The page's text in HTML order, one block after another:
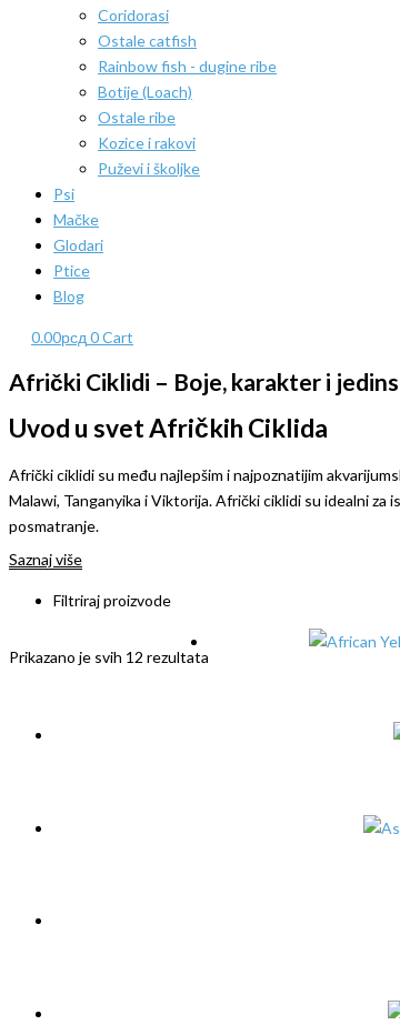
Coridorasi
Ostale catfish
Rainbow fish - dugine ribe
Botije (Loach)
Ostale ribe
Kozice i rakovi
Puževi i školjke
Psi
Mačke
Glodari
Ptice
Blog
0.00рсд 0Cart
Afrički Ciklidi – Boje, karakter i
Uvod u svet Afričkih Ciklida
Afrički ciklidi su među najlepšim i najpoznatijim
Malawi, Tanganyika i Viktorija. Afrički ciklidi su idealni
posmatranje.
Saznaj više
Filtriraj proizvode
Prikazano je svih 12 rezultata